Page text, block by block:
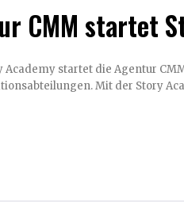
CMM startet
Academy startet die Agentur